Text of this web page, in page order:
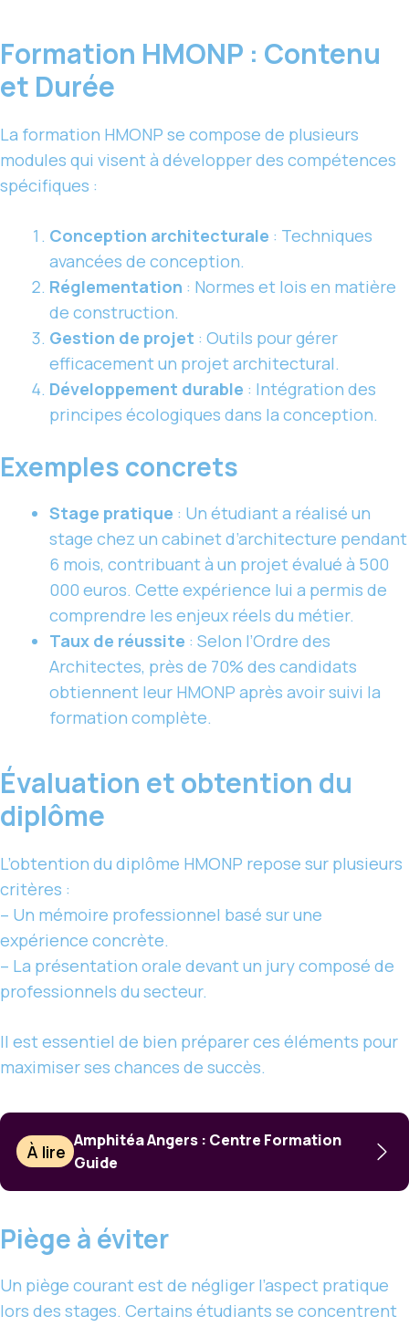
Formation HMONP : Contenu
et Durée
La formation HMONP se compose de plusieurs
modules qui visent à développer des compétences
spécifiques :
Conception architecturale : Techniques
avancées de conception.
Réglementation : Normes et lois en matière
de construction.
Gestion de projet : Outils pour gérer
efficacement un projet architectural.
Développement durable : Intégration des
principes écologiques dans la conception.
Exemples concrets
Stage pratique : Un étudiant a réalisé un
stage chez un cabinet d’architecture pendant
6 mois, contribuant à un projet évalué à 500
000 euros. Cette expérience lui a permis de
comprendre les enjeux réels du métier.
Taux de réussite : Selon l’Ordre des
Architectes, près de 70% des candidats
obtiennent leur HMONP après avoir suivi la
formation complète.
Évaluation et obtention du
diplôme
L’obtention du diplôme HMONP repose sur plusieurs
critères :
– Un mémoire professionnel basé sur une
expérience concrète.
– La présentation orale devant un jury composé de
professionnels du secteur.
Il est essentiel de bien préparer ces éléments pour
maximiser ses chances de succès.
À lire
Amphitéa Angers : Centre Formation
Guide
Piège à éviter
Un piège courant est de négliger l’aspect pratique
lors des stages. Certains étudiants se concentrent